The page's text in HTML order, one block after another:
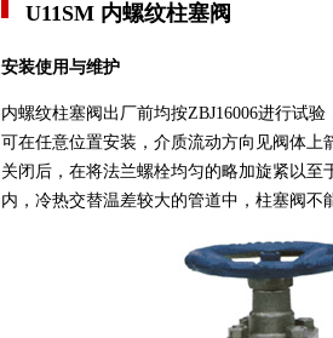
U11SM 内螺纹柱塞阀
安装使用与维护
内螺纹柱塞阀出厂前均按ZBJ16006进行试
可在任意位置安装，介质流动方向见阀体上
关闭后，在将法兰螺栓均匀的略加旋紧以
内，冷热交替温差较大的管道中，柱塞阀不